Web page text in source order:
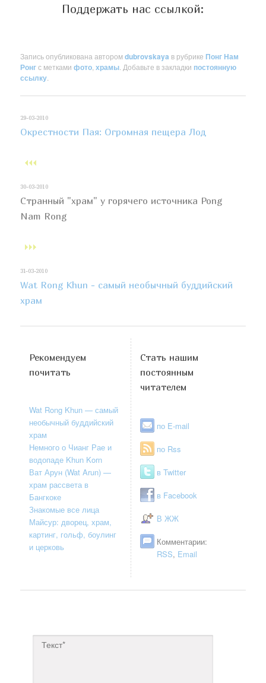
Поддержать нас ссылкой:
Запись опубликована авторомdubrovskaya в рубрикеПонг Нам
Ронгс меткамифото ,храмы . Добавьте в закладки постоянную
ссылку
29-03-2010
Окрестности Пая: Огромная пещера Лод
30-03-2010
Странный "храм" у горячего источника Pong
Nam Rong
31-03-2010
Wat Rong Khun - самый необычный буддийский
храм
Рекомендуем
почитать
Wat Rong Khun — самый
необычный буддийский
храм
Немного о Чианг Рае и
водопаде Khun Korn
Ват Арун (Wat Arun) —
храм рассвета в
Бангкоке
Знакомые все лица
Майсур: дворец, храм,
картинг, гольф, боулинг
и церковь
Стать нашим
постоянным
читателем
по E-mail
по Rss
в Twitter
в Facebook
В ЖЖ
Комментарии:
RSS, Email